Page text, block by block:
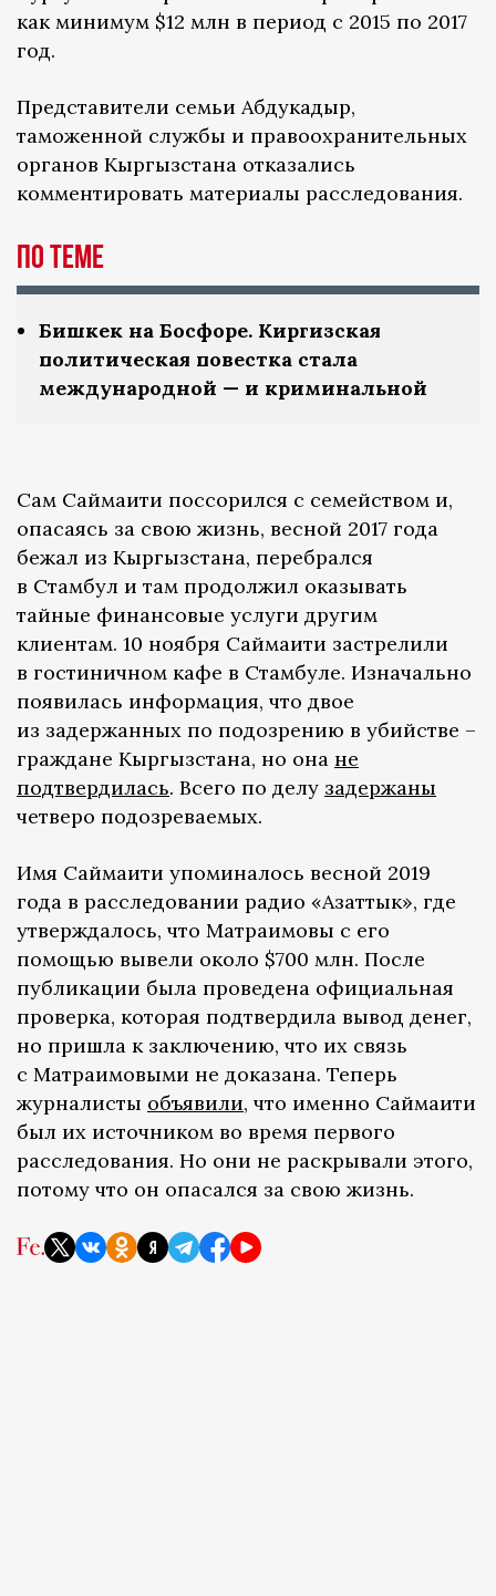
как минимум $12 млн в период с 2015 по 2017
год.
Представители семьи Абдукадыр,
таможенной службы и правоохранительных
органов Кыргызстана отказались
комментировать материалы расследования.
По теме
Бишкек на Босфоре. Киргизская
политическая повестка стала
международной — и криминальной
Сам Саймаити поссорился с семейством и,
опасаясь за свою жизнь, весной 2017 года
бежал из Кыргызстана, перебрался
в Стамбул и там продолжил оказывать
тайные финансовые услуги другим
клиентам. 10 ноября Саймаити застрелили
в гостиничном кафе в Стамбуле. Изначально
появилась информация, что двое
из задержанных по подозрению в убийстве –
граждане Кыргызстана, но она не
подтвердилась. Всего по делу задержаны
четверо подозреваемых.
Имя Саймаити упоминалось весной 2019
года в расследовании радио «Азаттык», где
утверждалось, что Матраимовы с его
помощью вывели около $700 млн. После
публикации была проведена официальная
проверка, которая подтвердила вывод денег,
но пришла к заключению, что их связь
с Матраимовыми не доказана. Теперь
журналисты объявили, что именно Саймаити
был их источником во время первого
расследования. Но они не раскрывали этого,
потому что он опасался за свою жизнь.